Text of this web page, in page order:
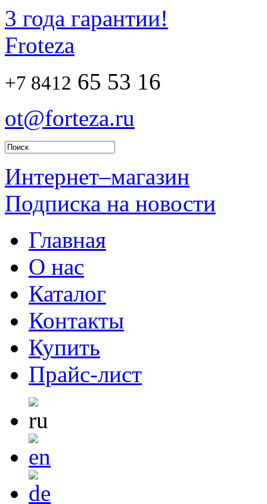
3 года гарантии!
Froteza
+7 8412 65 53 16
ot@forteza.ru
Интернет–магазин
Подписка на новости
Главная
О нас
Каталог
Контакты
Купить
Прайс-лист